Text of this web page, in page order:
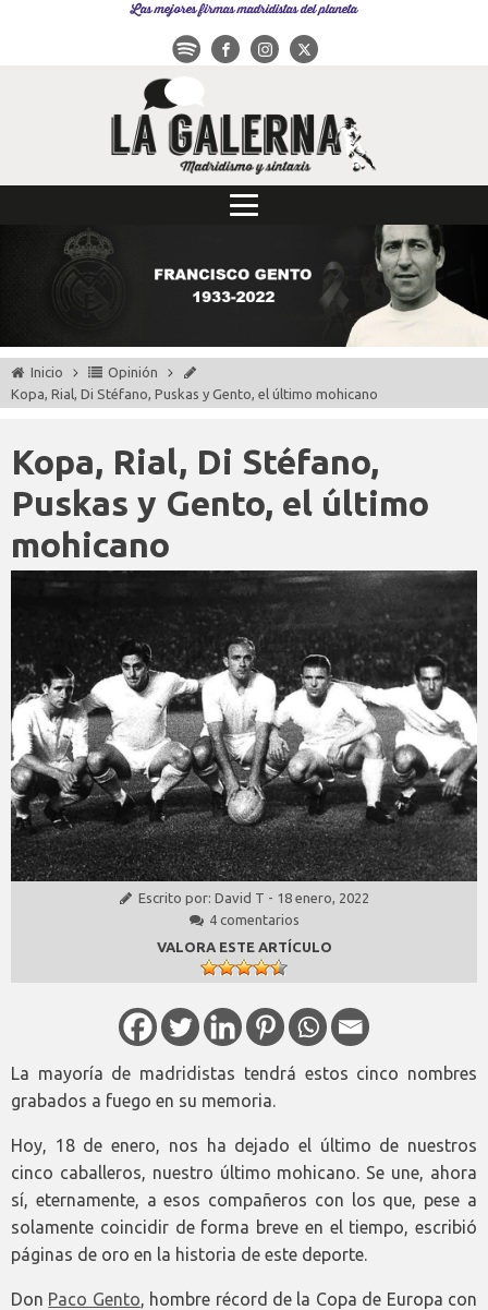
Las mejores firmas madridistas del planeta
Inicio
Opinión
Kopa, Rial, Di Stéfano, Puskas y Gento, el último mohicano
Kopa, Rial, Di Stéfano,
Puskas y Gento, el último
mohicano
Escrito por: David T - 18 enero, 2022
4 comentarios
VALORA ESTE ARTÍCULO
La mayoría de madridistas tendrá estos cinco nombres
grabados a fuego en su memoria.
Hoy, 18 de enero, nos ha dejado el último de nuestros
cinco caballeros, nuestro último mohicano. Se une, ahora
sí, eternamente, a esos compañeros con los que, pese a
solamente coincidir de forma breve en el tiempo, escribió
páginas de oro en la historia de este deporte.
Don Paco Gento, hombre récord de la Copa de Europa con